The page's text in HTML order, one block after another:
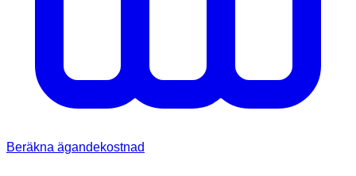
Beräkna ägandekostnad